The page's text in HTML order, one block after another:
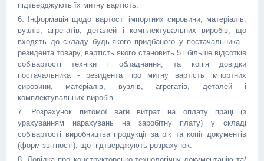
підтверджують їх митну вартість.
6. Інформація щодо вартості імпортних сировини, матеріалів,
вузлів, агрегатів, деталей і комплектувальних виробів, що
входять до складу будь-якого придбаного у постачальника -
резидента товару, вартість якого становить 5 і більше відсотків
собівартості техніки і обладнання, та копія довідки
постачальника - резидента про митну вартість імпортних
сировини, матеріалів, вузлів, агрегатів, деталей і
комплектувальних виробів.
7. Розрахунок питомої ваги витрат на оплату праці (з
урахуванням нарахувань на заробітну плату) у складі
собівартості виробництва продукції за рік та копії документів
(форм звітності), що підтверджують розрахунок.